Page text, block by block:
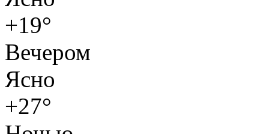
+19°
Вечером
Ясно
+27°